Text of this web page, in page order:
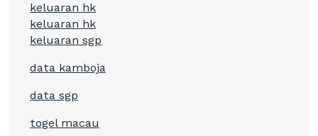
keluaran hk
keluaran hk
keluaran sgp
data kamboja
data sgp
togel macau